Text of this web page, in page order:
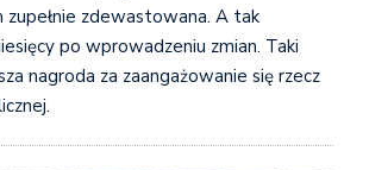
zdewastowana. A tak
po wprowadzeniu zmian. Taki
nagroda za zaangażowanie się rzecz